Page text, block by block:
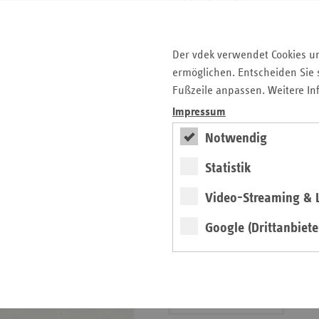
Der vdek verwendet Cookies
ermöglichen. Entscheiden
Fußzeile anpassen. Weitere
Impressum
Notwendig
Statistik
Video-Streaming &
Google
Veranstaltungshinweis
vdek-Symposium 2026
Das Gesundheitswesen
in Sachsen-Anhalt
Basisdaten